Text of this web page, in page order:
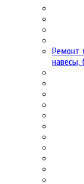
Ремонт
навесы,